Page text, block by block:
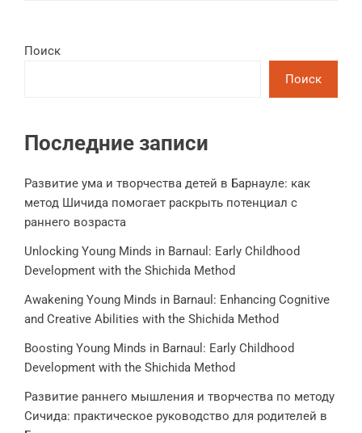
Поиск
Поиск
Последние записи
Развитие ума и творчества детей в Барнауле: как
метод Шичида помогает раскрыть потенциал с
раннего возраста
Unlocking Young Minds in Barnaul: Early Childhood
Development with the Shichida Method
Awakening Young Minds in Barnaul: Enhancing Cognitive
and Creative Abilities with the Shichida Method
Boosting Young Minds in Barnaul: Early Childhood
Development with the Shichida Method
Развитие раннего мышления и творчества по методу
Сичида: практическое руководство для родителей в